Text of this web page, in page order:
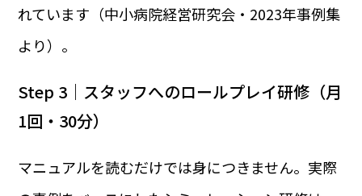
れています（中小病院経営研究会・2023年事例集
より）。
Step 3｜スタッフへのロールプレイ研修（月
1回・30分）
マニュアルを読むだけでは身につきません。実際